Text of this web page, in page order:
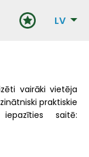
LV
vairāki vietēja
praktiskie
saitē: